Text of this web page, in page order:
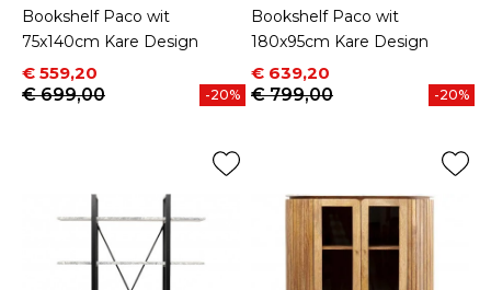
Bookshelf Paco wit
75x140cm Kare Design
Prijs
€ 559,20
Normale prijs
€ 699,00
-20%
Bookshelf Paco wit
180x95cm Kare Design
Prijs
€ 639,20
Normale prijs
€ 799,00
-20%